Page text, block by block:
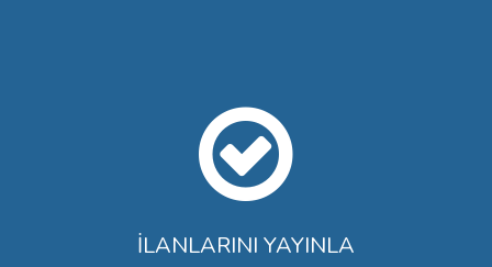
İLANLARINI YAYINLA